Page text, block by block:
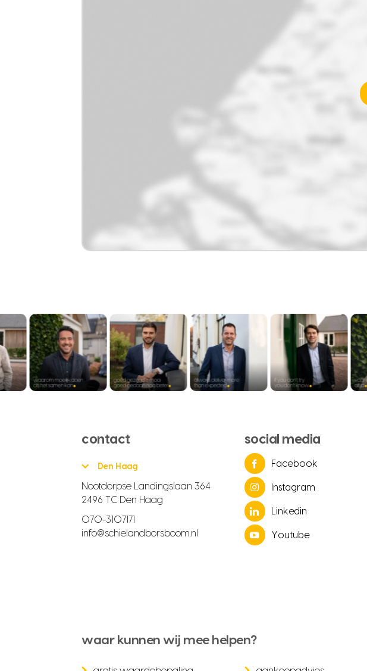
contact
Den Haag
Nootdorpse Landingslaan 364
2496 TC Den Haag
070-3107171
info@schielandborsboom.nl
social media
Facebook
Instagram
Linkedin
Youtube
waar kunnen wij mee helpen?